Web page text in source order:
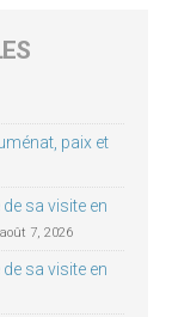
paix et
sa visite en
août 7, 2026
sa visite en